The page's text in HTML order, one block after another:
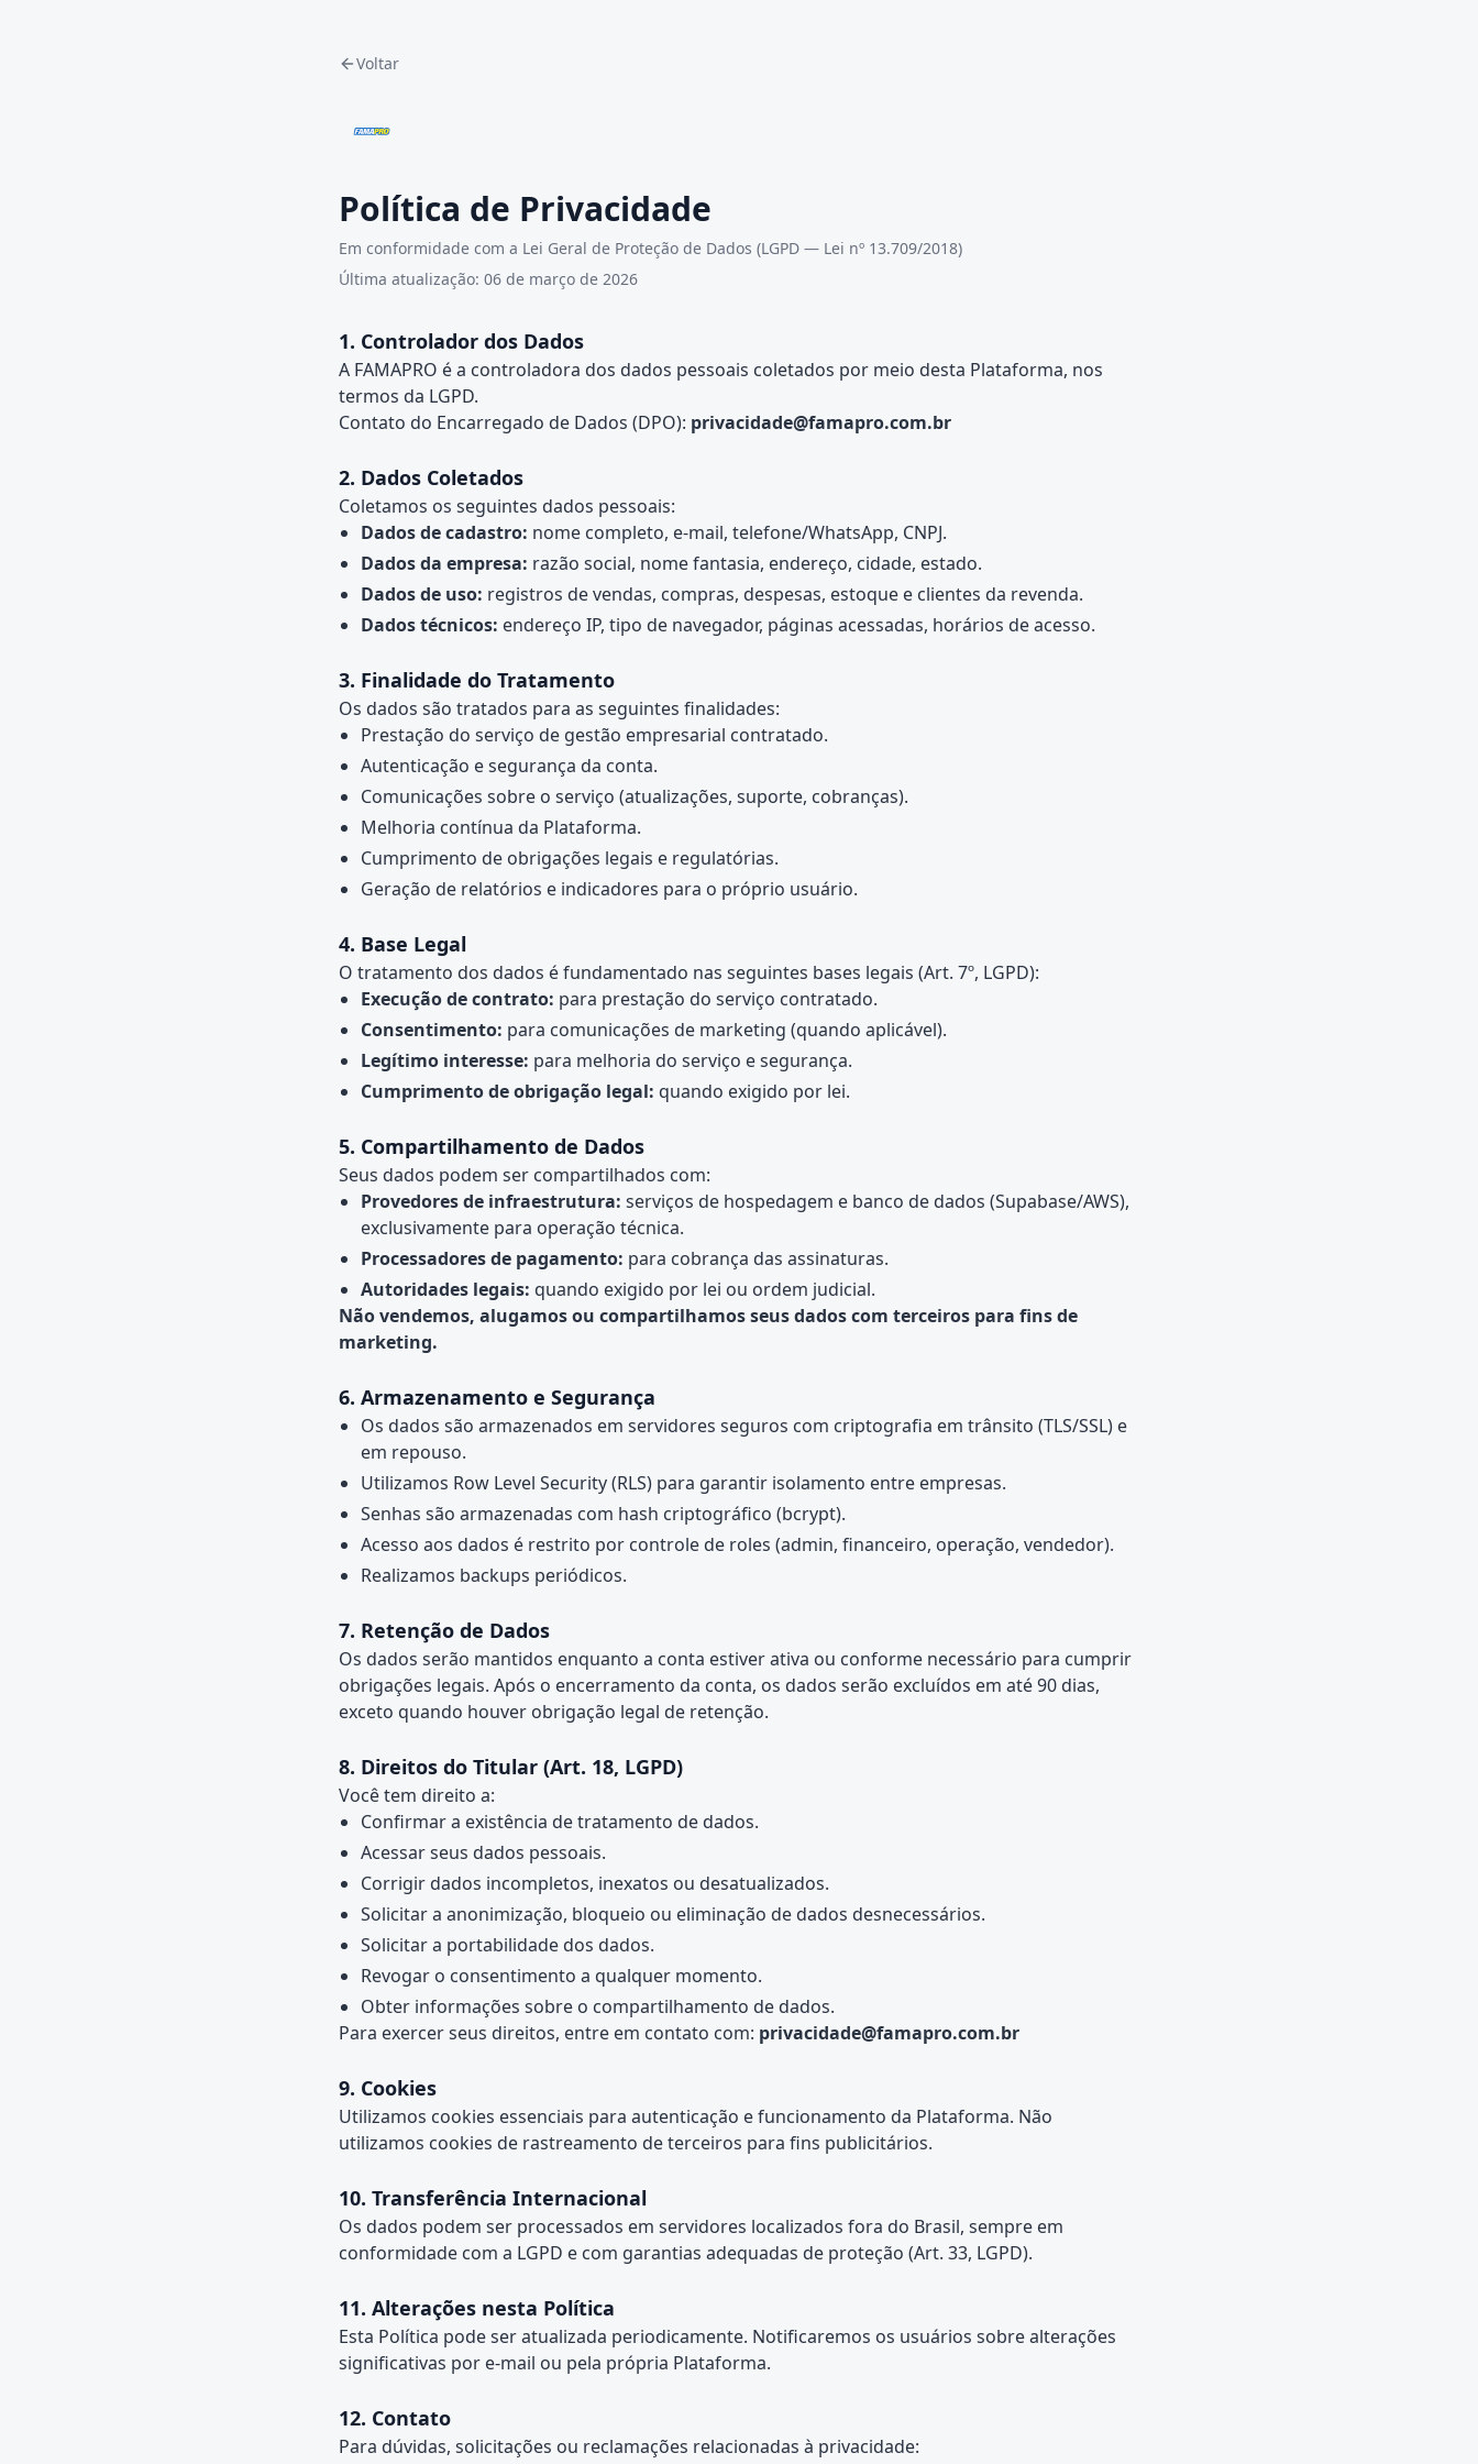
Voltar
Política de Privacidade
Em conformidade com a Lei Geral de Proteção de Dados (LGPD — Lei nº 13.709/2018)
Última atualização: 06 de março de 2026
1. Controlador dos Dados
A FAMAPRO é a controladora dos dados pessoais coletados por meio desta Plataforma, nos
termos da LGPD.
Contato do Encarregado de Dados (DPO): privacidade@famapro.com.br
2. Dados Coletados
Coletamos os seguintes dados pessoais:
Dados de cadastro: nome completo, e-mail, telefone/WhatsApp, CNPJ.
Dados da empresa: razão social, nome fantasia, endereço, cidade, estado.
Dados de uso: registros de vendas, compras, despesas, estoque e clientes da revenda.
Dados técnicos: endereço IP, tipo de navegador, páginas acessadas, horários de acesso.
3. Finalidade do Tratamento
Os dados são tratados para as seguintes finalidades:
Prestação do serviço de gestão empresarial contratado.
Autenticação e segurança da conta.
Comunicações sobre o serviço (atualizações, suporte, cobranças).
Melhoria contínua da Plataforma.
Cumprimento de obrigações legais e regulatórias.
Geração de relatórios e indicadores para o próprio usuário.
4. Base Legal
O tratamento dos dados é fundamentado nas seguintes bases legais (Art. 7º, LGPD):
Execução de contrato: para prestação do serviço contratado.
Consentimento: para comunicações de marketing (quando aplicável).
Legítimo interesse: para melhoria do serviço e segurança.
Cumprimento de obrigação legal: quando exigido por lei.
5. Compartilhamento de Dados
Seus dados podem ser compartilhados com:
Provedores de infraestrutura: serviços de hospedagem e banco de dados (Supabase/AWS),
exclusivamente para operação técnica.
Processadores de pagamento: para cobrança das assinaturas.
Autoridades legais: quando exigido por lei ou ordem judicial.
Não vendemos, alugamos ou compartilhamos seus dados com terceiros para fins de
marketing.
6. Armazenamento e Segurança
Os dados são armazenados em servidores seguros com criptografia em trânsito (TLS/SSL) e
em repouso.
Utilizamos Row Level Security (RLS) para garantir isolamento entre empresas.
Senhas são armazenadas com hash criptográfico (bcrypt).
Acesso aos dados é restrito por controle de roles (admin, financeiro, operação, vendedor).
Realizamos backups periódicos.
7. Retenção de Dados
Os dados serão mantidos enquanto a conta estiver ativa ou conforme necessário para cumprir
obrigações legais. Após o encerramento da conta, os dados serão excluídos em até 90 dias,
exceto quando houver obrigação legal de retenção.
8. Direitos do Titular (Art. 18, LGPD)
Você tem direito a:
Confirmar a existência de tratamento de dados.
Acessar seus dados pessoais.
Corrigir dados incompletos, inexatos ou desatualizados.
Solicitar a anonimização, bloqueio ou eliminação de dados desnecessários.
Solicitar a portabilidade dos dados.
Revogar o consentimento a qualquer momento.
Obter informações sobre o compartilhamento de dados.
Para exercer seus direitos, entre em contato com: privacidade@famapro.com.br
9. Cookies
Utilizamos cookies essenciais para autenticação e funcionamento da Plataforma. Não
utilizamos cookies de rastreamento de terceiros para fins publicitários.
10. Transferência Internacional
Os dados podem ser processados em servidores localizados fora do Brasil, sempre em
conformidade com a LGPD e com garantias adequadas de proteção (Art. 33, LGPD).
11. Alterações nesta Política
Esta Política pode ser atualizada periodicamente. Notificaremos os usuários sobre alterações
significativas por e-mail ou pela própria Plataforma.
12. Contato
Para dúvidas, solicitações ou reclamações relacionadas à privacidade: